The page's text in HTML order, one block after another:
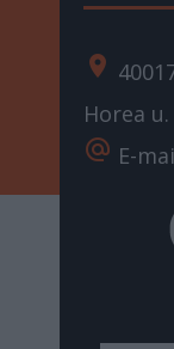
location_on
Horea
alternate_email E-